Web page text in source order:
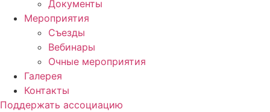
Документы
Мероприятия
Съезды
Вебинары
Очные мероприятия
Галерея
Контакты
Поддержать ассоциацию